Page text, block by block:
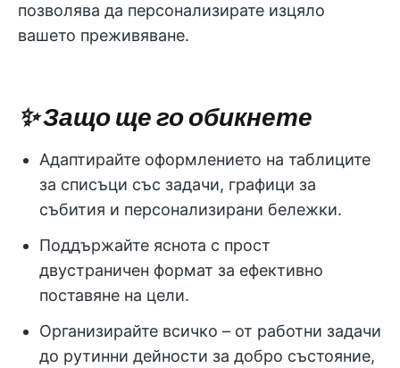
позволява да персонализирате изцяло
вашето преживяване.
✨ Защо ще го обикнете
Адаптирайте оформлението на таблиците
за списъци със задачи, графици за
събития и персонализирани бележки.
Поддържайте яснота с прост
двустраничен формат за ефективно
поставяне на цели.
Организирайте всичко – от работни задачи
до рутинни дейности за добро състояние,